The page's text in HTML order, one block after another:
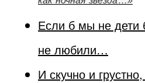
Если б мы не дети
не любили…
И скучно и